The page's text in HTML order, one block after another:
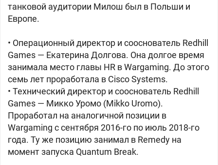
танковой аудитории Милош был в Польши и
Европе.
• Операционный директор и сооснователь Redhill
Games — Екатерина Долгова. Она долгое время
занимала место главы HR в Wargaming. До этого
семь лет проработала в Cisco Systems.
• Технический директор и сооснователь Redhill
Games — Микко Уромо (Mikko Uromo).
Проработал на аналогичной позиции в
Wargaming с сентября 2016-го по июль 2018-го
года. Ту же позицию занимал в Remedy на
момент запуска Quantum Break.